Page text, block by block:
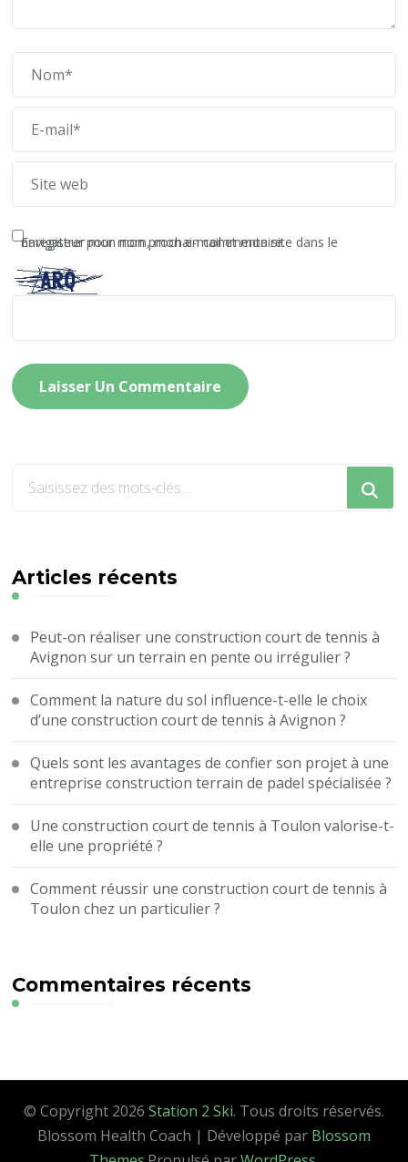
Enregistrer mon nom, mon e-mail et mon site dans le navigateur pour mon prochain commentaire.
?
Articles récents
Peut-on réaliser une construction court de tennis à
Avignon sur un terrain en pente ou irrégulier ?
Comment la nature du sol influence-t-elle le choix
d’une construction court de tennis à Avignon ?
Quels sont les avantages de confier son projet à une
entreprise construction terrain de padel spécialisée ?
Une construction court de tennis à Toulon valorise-t-
elle une propriété ?
Comment réussir une construction court de tennis à
Toulon chez un particulier ?
Commentaires récents
© Copyright 2026 Station 2 Ski. Tous droits réservés.
Blossom Health Coach | Développé par Blossom